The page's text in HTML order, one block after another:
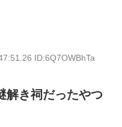
ID:6Q7OWBhTa
解き祠だったやつ